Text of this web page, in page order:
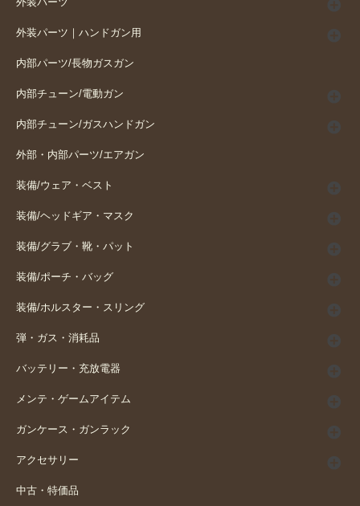
外装パーツ
外装パーツ｜ハンドガン用
内部パーツ/長物ガスガン
内部チューン/電動ガン
内部チューン/ガスハンドガン
外部・内部パーツ/エアガン
装備/ウェア・ベスト
装備/ヘッドギア・マスク
装備/グラブ・靴・パット
装備/ポーチ・バッグ
装備/ホルスター・スリング
弾・ガス・消耗品
バッテリー・充放電器
メンテ・ゲームアイテム
ガンケース・ガンラック
アクセサリー
中古・特価品